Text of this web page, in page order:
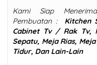
Kami Siap
Pembuatan : Kitchen
Cabinet Tv / Rak Tv,
Sepatu, Meja Rias,
Tidur, Dan Lain-Lain